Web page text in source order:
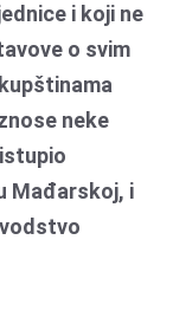
i koji ne
o svim
neke
Mađarskoj, i